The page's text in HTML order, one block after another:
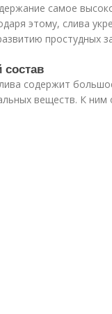
самое
этому, слива
простудных
содержит
веществ. К ним